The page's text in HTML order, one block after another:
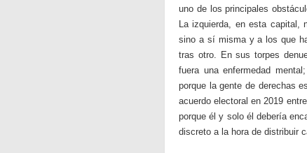
uno de los principales
La izquierda, en esta capital,
sino a sí misma y a los que
tras otro. En sus torpes
fuera una enfermedad
porque la gente de derechas
acuerdo electoral en 2019
porque él y solo él debería
discreto a la hora de distribuir